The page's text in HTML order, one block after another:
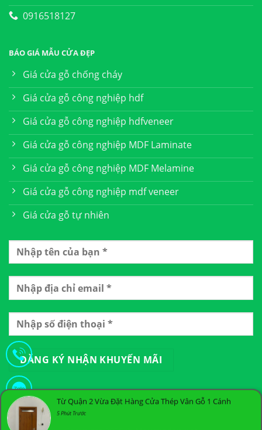
0916518127
BÁO GIÁ MẪU CỬA ĐẸP
Giá cửa gỗ chống cháy
Giá cửa gỗ công nghiệp hdf
Giá cửa gỗ công nghiệp hdfveneer
Giá cửa gỗ công nghiệp MDF Laminate
Giá cửa gỗ công nghiệp MDF Melamine
Giá cửa gỗ công nghiệp mdf veneer
Giá cửa gỗ tự nhiên
Từ Quận 2 Vừa Đặt Hàng Cửa Thép Vân Gỗ 1 Cánh
5 Phút Trước